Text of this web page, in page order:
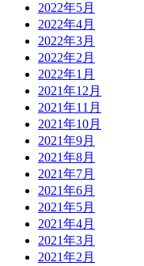
2022年5月
2022年4月
2022年3月
2022年2月
2022年1月
2021年12月
2021年11月
2021年10月
2021年9月
2021年8月
2021年7月
2021年6月
2021年5月
2021年4月
2021年3月
2021年2月